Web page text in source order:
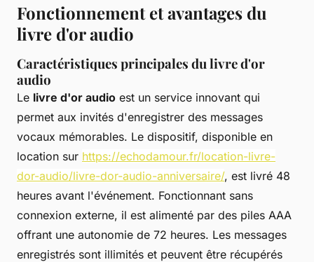
Fonctionnement et avantages du
livre d'or audio
Caractéristiques principales du livre d'or
audio
Le livre d'or audio est un service innovant qui
permet aux invités d'enregistrer des messages
vocaux mémorables. Le dispositif, disponible en
location sur https://echodamour.fr/location-livre-
dor-audio/livre-dor-audio-anniversaire/, est livré 48
heures avant l'événement. Fonctionnant sans
connexion externe, il est alimenté par des piles AAA
offrant une autonomie de 72 heures. Les messages
enregistrés sont illimités et peuvent être récupérés